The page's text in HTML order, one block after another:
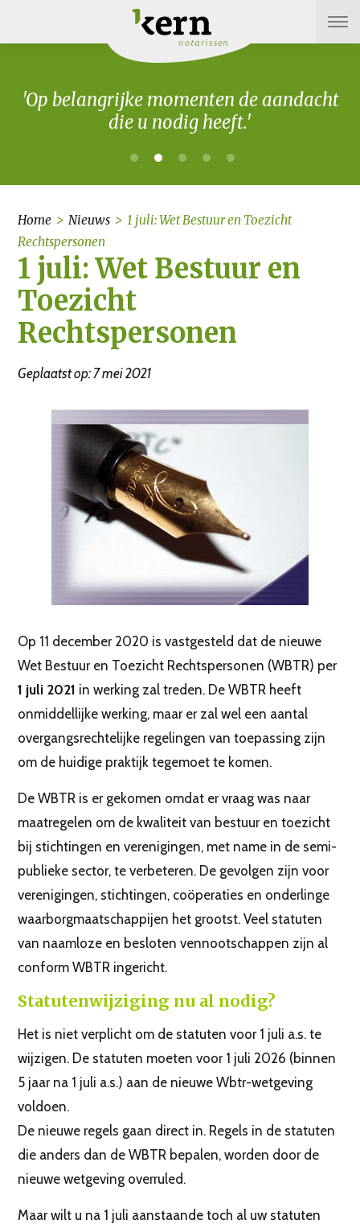
'Op belangrijke momenten de aandacht
die u nodig heeft.'
Home > Nieuws > 1 juli: Wet Bestuur en Toezicht
Rechtspersonen
1 juli: Wet Bestuur en
Toezicht
Rechtspersonen
Geplaatst op: 7 mei 2021
Op 11 december 2020 is vastgesteld dat de nieuwe
Wet Bestuur en Toezicht Rechtspersonen (WBTR) per
1 juli 2021 in werking zal treden. De WBTR heeft
onmiddellijke werking, maar er zal wel een aantal
overgangsrechtelijke regelingen van toepassing zijn
om de huidige praktijk tegemoet te komen.
De WBTR is er gekomen omdat er vraag was naar
maatregelen om de kwaliteit van bestuur en toezicht
bij stichtingen en verenigingen, met name in de semi-
publieke sector, te verbeteren. De gevolgen zijn voor
verenigingen, stichtingen, coöperaties en onderlinge
waarborgmaatschappijen het grootst. Veel statuten
van naamloze en besloten vennootschappen zijn al
conform WBTR ingericht.
Statutenwijziging nu al nodig?
Het is niet verplicht om de statuten voor 1 juli a.s. te
wijzigen. De statuten moeten voor 1 juli 2026 (binnen
5 jaar na 1 juli a.s.) aan de nieuwe Wbtr-wetgeving
voldoen.
De nieuwe regels gaan direct in. Regels in de statuten
die anders dan de WBTR bepalen, worden door de
nieuwe wetgeving overruled.
Maar wilt u na 1 juli aanstaande toch al uw statuten